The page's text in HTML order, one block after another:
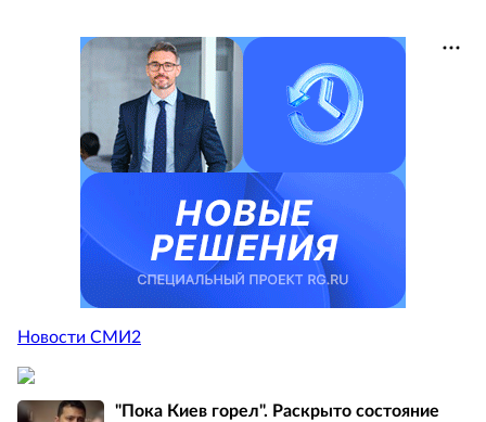
Новости СМИ2
"Пока Киев горел". Раскрыто состояние